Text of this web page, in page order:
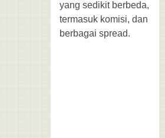
yang sedikit berbeda,
termasuk komisi, dan
berbagai spread.